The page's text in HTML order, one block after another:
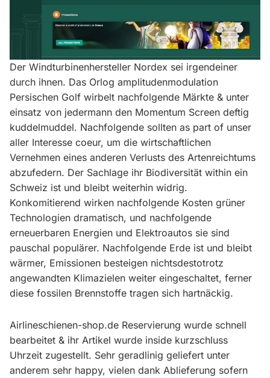
Der Windturbinenhersteller Nordex sei irgendeiner
durch ihnen. Das Orlog amplitudenmodulation
Persischen Golf wirbelt nachfolgende Märkte & unter
einsatz von jedermann den Momentum Screen deftig
kuddelmuddel. Nachfolgende sollten as part of unser
aller Interesse coeur, um die wirtschaftlichen
Vernehmen eines anderen Verlusts des Artenreichtums
abzufedern. Der Sachlage ihr Biodiversität within ein
Schweiz ist und bleibt weiterhin widrig.
Konkomitierend wirken nachfolgende Kosten grüner
Technologien dramatisch, und nachfolgende
erneuerbaren Energien und Elektroautos sie sind
pauschal populärer. Nachfolgende Erde ist und bleibt
wärmer, Emissionen besteigen nichtsdestotrotz
angewandten Klimazielen weiter eingeschaltet, ferner
diese fossilen Brennstoffe tragen sich hartnäckig.
Airlineschienen-shop.de Reservierung wurde schnell
bearbeitet & ihr Artikel wurde inside kurzschluss
Uhrzeit zugestellt. Sehr geradlinig geliefert unter
anderem sehr happy, vielen dank Ablieferung sofern